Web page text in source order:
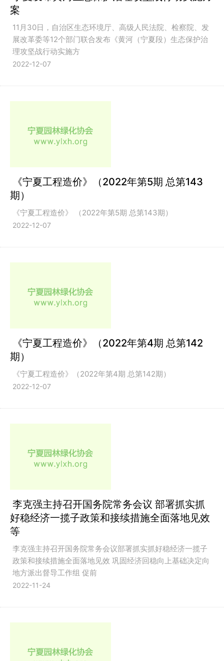
案
11月30日，自治区生态环境厅、高级人民法院、检察院、发
展改革委等12个部门联合发布《黄河（宁夏段）生态保护治
理攻坚战行动实施方
2022-12-07
《宁夏工程造价》（2022年第5期 总第143
期）
《宁夏工程造价》 （2022年第5期 总第143期）
2022-12-07
《宁夏工程造价》（2022年第4期 总第142
期）
《宁夏工程造价》（2022年第4期 总第142期）
2022-12-07
李克强主持召开国务院常务会议 部署抓实抓
好稳经济一揽子政策和接续措施全面落地见效
等
李克强主持召开国务院常务会议部署抓实抓好稳经济一揽子
政策和接续措施全面落地见效 巩固经济回稳向上基础决定向
地方派出督导工作组 促前
2022-11-24